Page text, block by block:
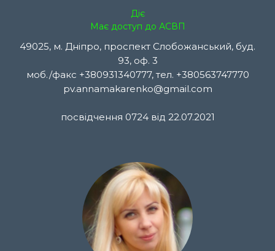
Діє
Має доступ до АСВП
49025, м. Дніпро, проспект Слобожанський, буд.
93, оф. 3
моб./факс +380931340777, тел. +380563747770
pv.annamakarenko@gmail.com
посвідчення 0724 від 22.07.2021